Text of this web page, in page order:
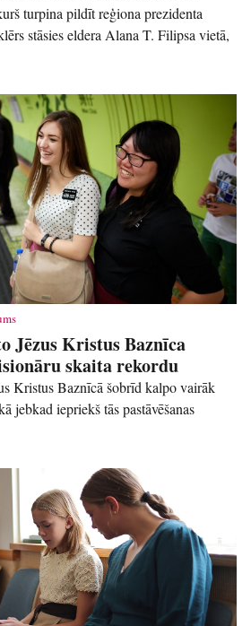
turpina pildīt reģiona prezidenta
stāsies eldera Alana T. Filipsa vietā,
Jēzus Kristus Baznīca
skaita rekordu
Kristus Baznīcā šobrīd kalpo vairāk
jebkad iepriekš tās pastāvēšanas